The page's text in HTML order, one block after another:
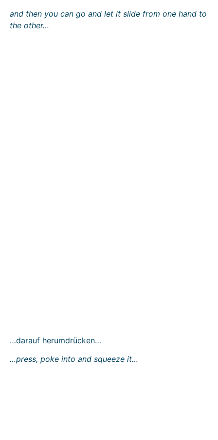
and then you can go and let it slide from one hand to
the other…
…darauf herumdrücken…
…press, poke into and squeeze it…